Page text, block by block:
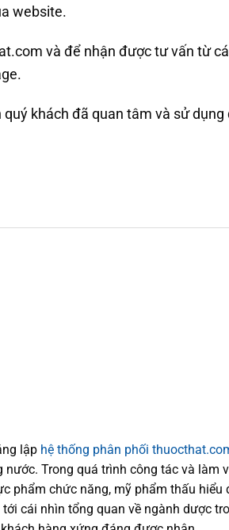
website.
và để nhận được tư vấn từ
khách đã quan tâm và sử dụng
lập hệ thống phân phối
nước. Trong quá trình công tác và làm
phẩm chức năng, mỹ phẩm thấu hiểu
tới cái nhìn tổng quan về ngành dược